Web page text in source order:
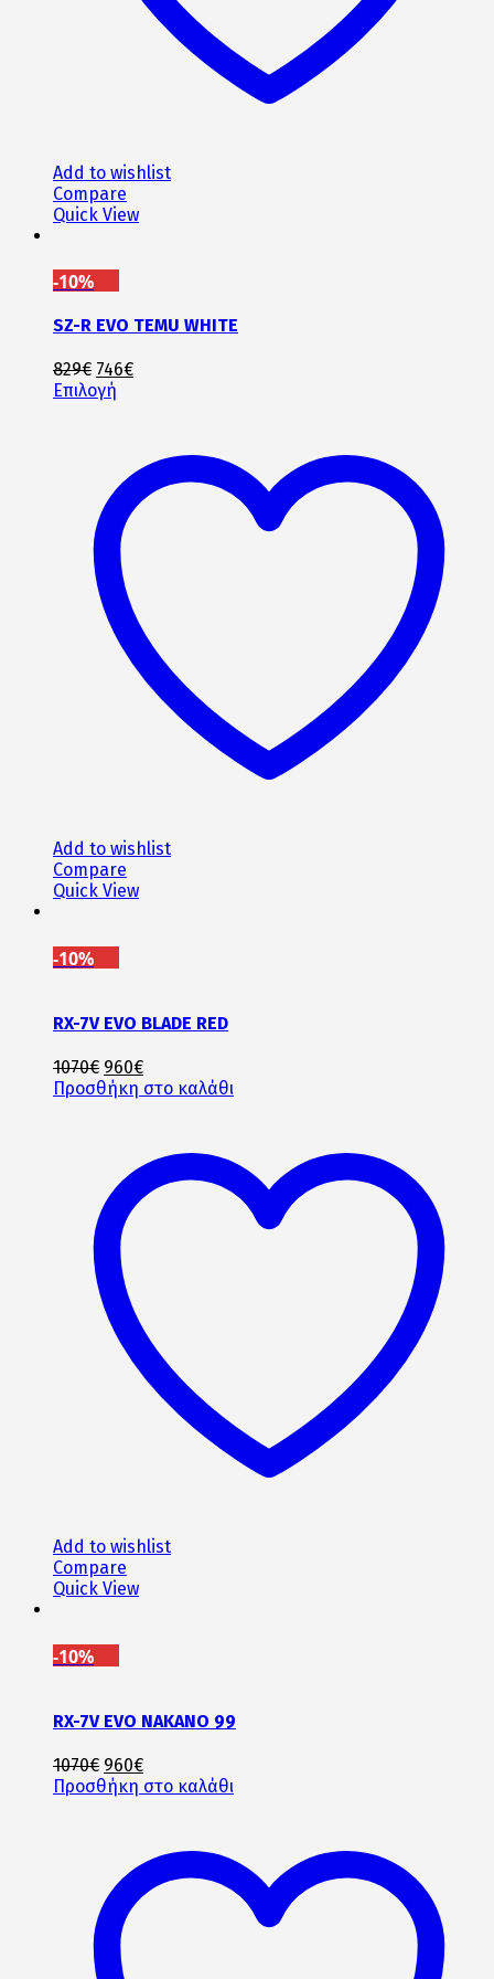
προϊόντος
Add to wishlist
Compare
Quick View
-10%
SZ-R EVO TEMU WHITE
829€ Original
price
746€Η
746€.
Επιλογή
πολλαπλές
παραλλαγές.
Οι
επιλογές
μπορούν
να
επιλεγούν
στη
σελίδα
του
προϊόντος
Add to wishlist
Compare
Quick View
-10%
RX-7V EVO BLADE RED
1070€ Original
price
960€Η
τρέχουσα
960€.
Προσθήκη στο καλάθι
Add to wishlist
Compare
Quick View
-10%
RX-7V EVO NAKANO 99
1070€ Original
price
960€Η
τρέχουσα
960€.
Προσθήκη στο καλάθι